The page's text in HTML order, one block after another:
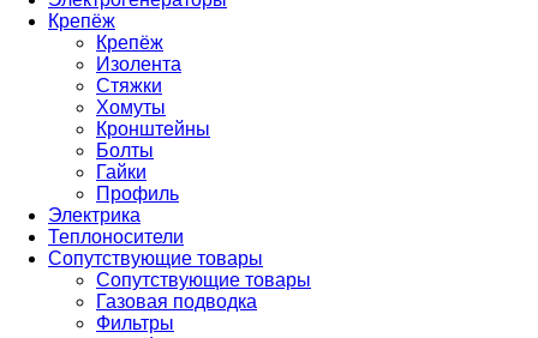
Крепёж
Крепёж
Изолента
Стяжки
Хомуты
Кронштейны
Болты
Гайки
Профиль
Электрика
Теплоносители
Сопутствующие товары
Сопутствующие товары
Газовая подводка
Фильтры